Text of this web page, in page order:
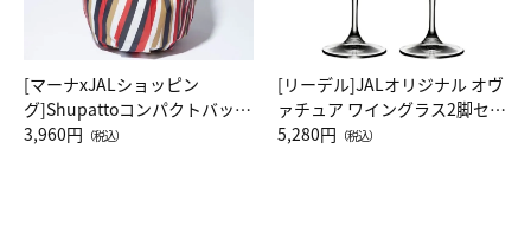
[マーナxJALショッピン
グ]Shupattoコンパクトバッグ
Drop JAL客室乗務員（LC）ス
3,960円 （税込）
[リーデル]JALオリジナル オヴ
ァチュア ワイングラス2脚セッ
ト（レッドワイン）
5,280円 （税込）